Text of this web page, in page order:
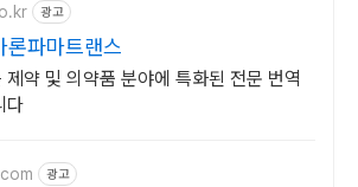
광고
론파마트랜스
제약 및 의약품 분야에 특화된 전문 번역
다
광고